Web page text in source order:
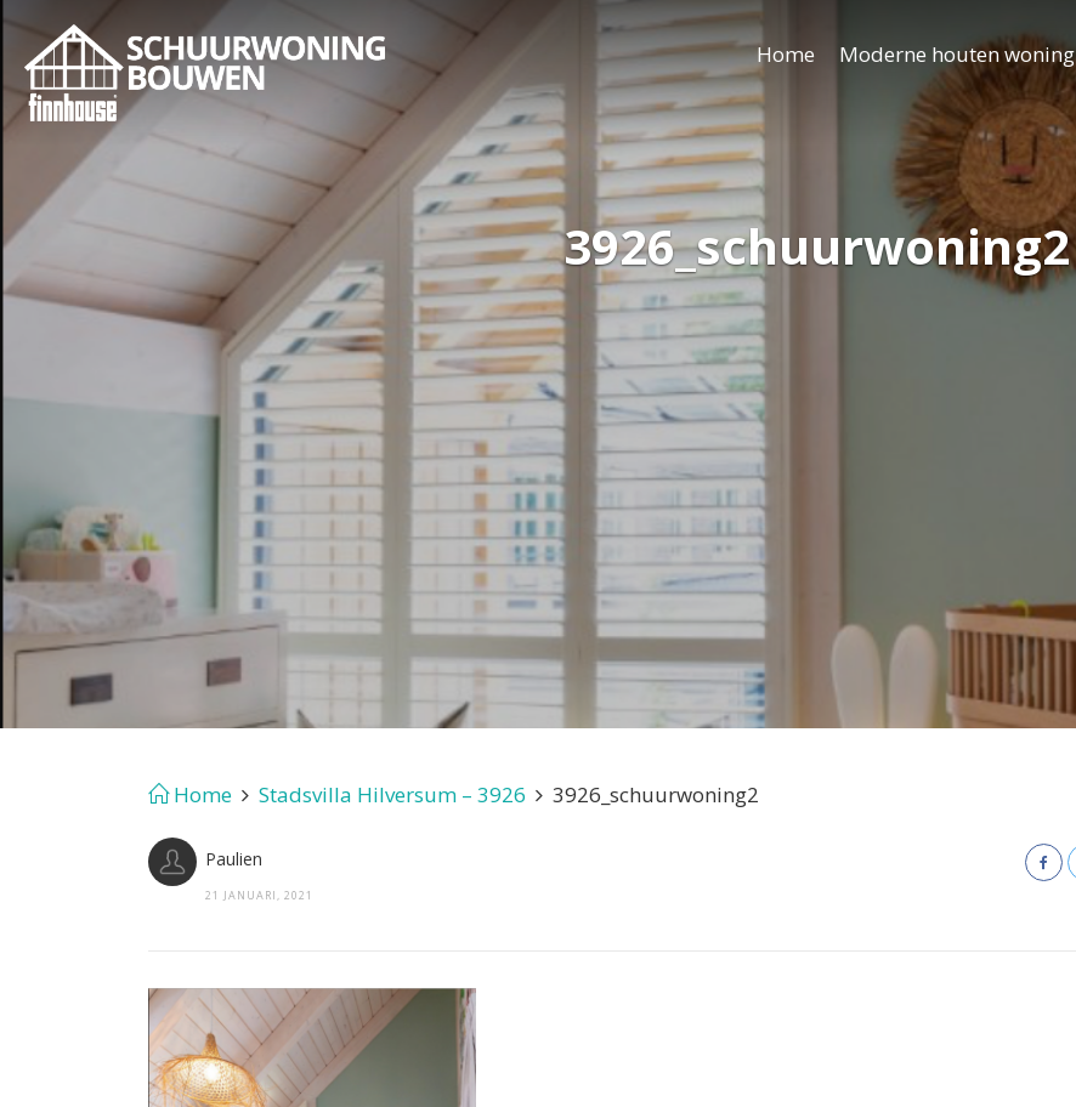
3926_schuurwoning2
Home Moderne houten woning
Home Stadsvilla Hilversum – 3926 3926_schuurwoning2
Paulien
21 JANUARI, 2021